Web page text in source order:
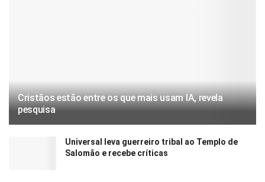
Cristãos estão entre os que mais usam IA, revela
pesquisa
Universal leva guerreiro tribal ao Templo de
Salomão e recebe críticas